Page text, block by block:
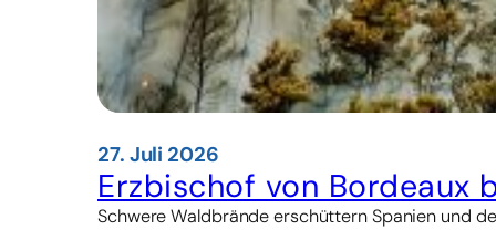
27. Juli 2026
Erzbischof von Bordeaux
Schwere Waldbrände erschüttern Spanien und